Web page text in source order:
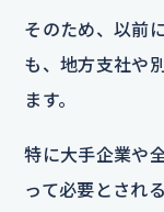
そのため、以前
も、地方支社や
ます。
特に大手企業や
って必要とされ